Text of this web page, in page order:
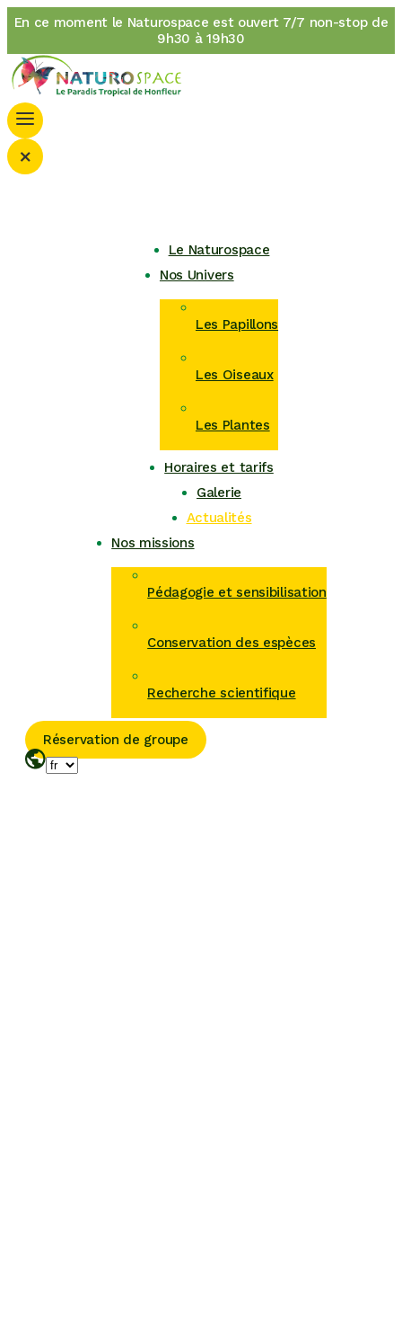
En ce moment le Naturospace est ouvert 7/7 non-stop de
9h30 à 19h30
×
Le Naturospace
Nos Univers
Les Papillons
Les Oiseaux
Les Plantes
Horaires et tarifs
Galerie
Actualités
Nos missions
Pédagogie et sensibilisation
Conservation des espèces
Recherche scientifique
Réservation de groupe